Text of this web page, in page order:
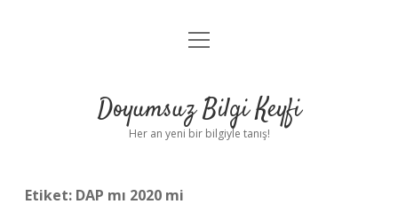
Anasayfa
Yasal Uyarı
menüyü
Doyumsuz Bilgi Keyfi
Her an yeni bir bilgiyle tanış!
Etiket: DAP mı 2020 mi